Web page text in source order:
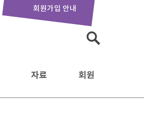
회원가입 안내
자료 회원